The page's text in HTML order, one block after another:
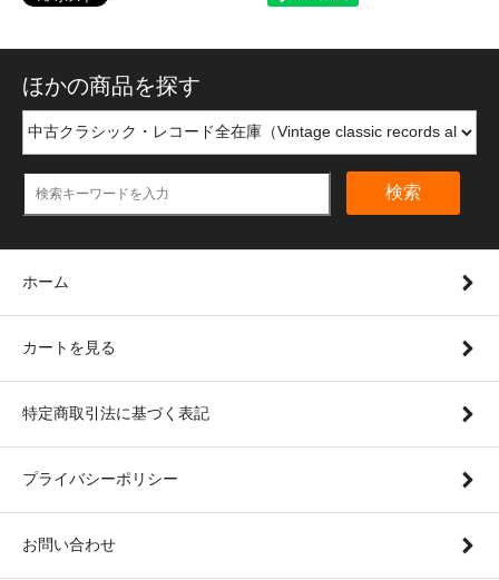
ほかの商品を探す
検索
ホーム
カートを見る
特定商取引法に基づく表記
プライバシーポリシー
お問い合わせ